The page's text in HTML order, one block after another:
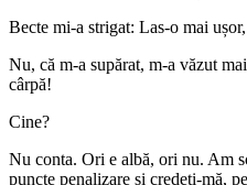
Becte mi-a strigat: Las-o mai
Nu, că m-a supărat, m-a văzut
cârpă!
Cine?
Nu conta. Ori e albă, ori nu. Am
puncte penalizare și credeți-mă,